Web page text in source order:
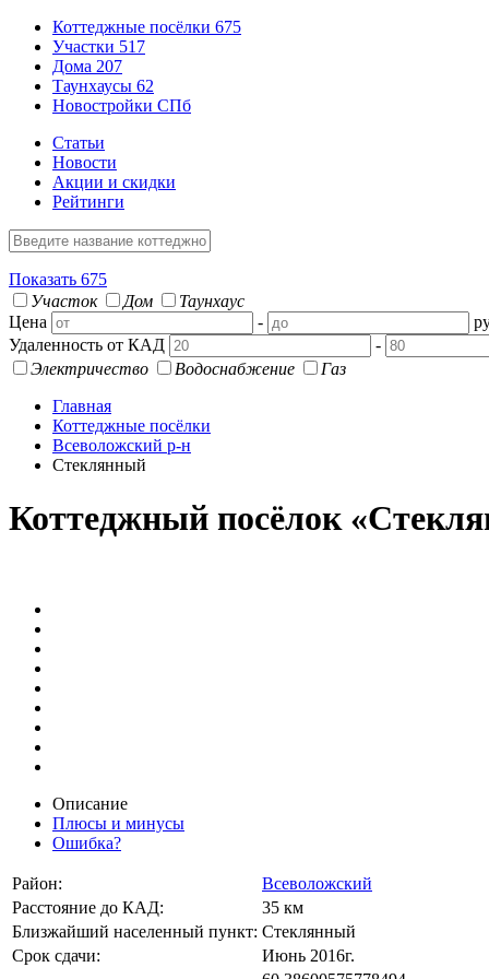
Коттеджные посёлки 675
Участки 517
Дома 207
Таунхаусы 62
Новостройки СПб
Статьи
Новости
Акции и скидки
Рейтинги
Показать 675
Участок
Дом
Таунхаус
Цена
-
Удаленность от КАД
-
Электричество
Водоснабжение
Газ
Главная
Коттеджные посёлки
Всеволожский р-н
Стеклянный
Коттеджный посёлок
Описание
Плюсы и минусы
Ошибка?
Район:
Всеволожский
Расстояние до КАД:
35 км
Близжайший населенный пункт: Стеклянный
Срок сдачи:
Июнь 2016г.